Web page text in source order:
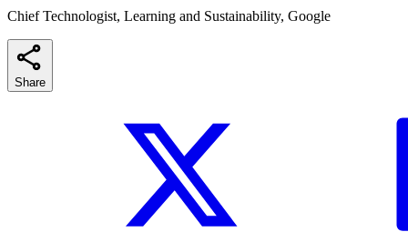
Chief Technologist, Learning and Sustainability, Google
Share